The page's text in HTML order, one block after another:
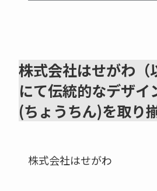
株式会社はせがわ（
にて伝統的なデザ
(ちょうちん)を取り
株式会社はせがわ